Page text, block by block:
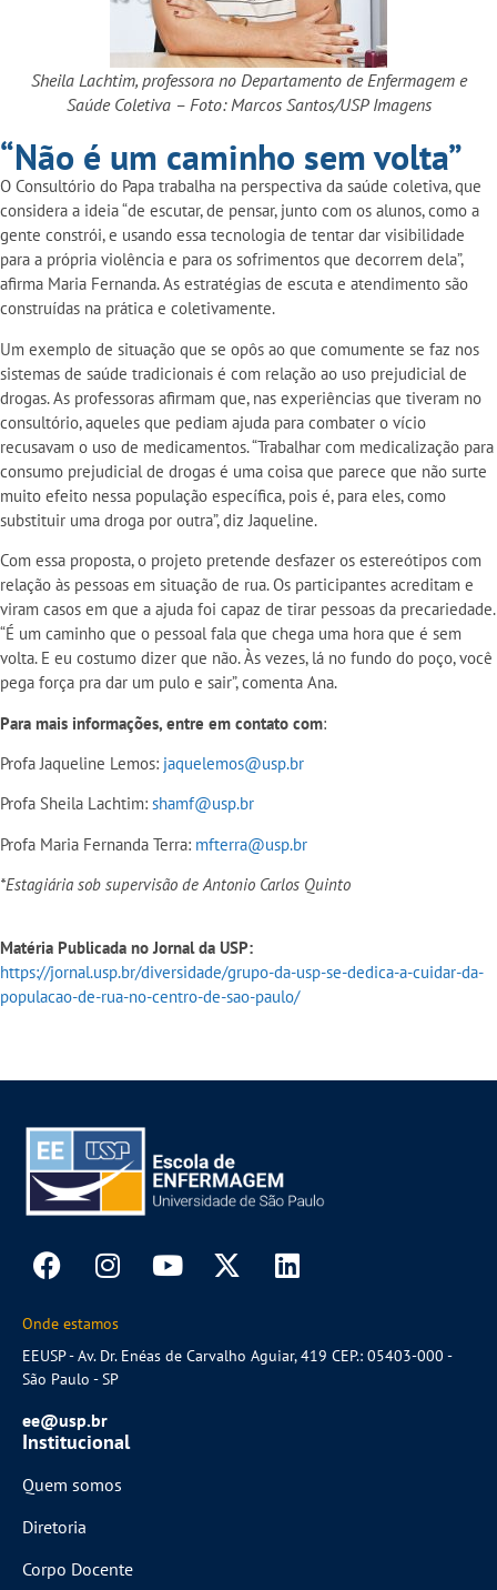
Sheila Lachtim, professora no Departamento de Enfermagem e
Saúde Coletiva – Foto: Marcos Santos/USP Imagens
“Não é um caminho sem volta”
O Consultório do Papa trabalha na perspectiva da saúde coletiva, que
considera a ideia “de escutar, de pensar, junto com os alunos, como a
gente constrói, e usando essa tecnologia de tentar dar visibilidade
para a própria violência e para os sofrimentos que decorrem dela”,
afirma Maria Fernanda. As estratégias de escuta e atendimento são
construídas na prática e coletivamente.
Um exemplo de situação que se opôs ao que comumente se faz nos
sistemas de saúde tradicionais é com relação ao uso prejudicial de
drogas. As professoras afirmam que, nas experiências que tiveram no
consultório, aqueles que pediam ajuda para combater o vício
recusavam o uso de medicamentos. “Trabalhar com medicalização para
consumo prejudicial de drogas é uma coisa que parece que não surte
muito efeito nessa população específica, pois é, para eles, como
substituir uma droga por outra”, diz Jaqueline.
Com essa proposta, o projeto pretende desfazer os estereótipos com
relação às pessoas em situação de rua. Os participantes acreditam e
viram casos em que a ajuda foi capaz de tirar pessoas da precariedade.
“É um caminho que o pessoal fala que chega uma hora que é sem
volta. E eu costumo dizer que não. Às vezes, lá no fundo do poço, você
pega força pra dar um pulo e sair”, comenta Ana.
Para mais informações, entre em contato com:
Profa Jaqueline Lemos: jaquelemos@usp.br
Profa Sheila Lachtim: shamf@usp.br
Profa Maria Fernanda Terra: mfterra@usp.br
*Estagiária sob supervisão de Antonio Carlos Quinto
Matéria Publicada no Jornal da USP:
https://jornal.usp.br/diversidade/grupo-da-usp-se-dedica-a-cuidar-da-
populacao-de-rua-no-centro-de-sao-paulo/
Onde estamos
EEUSP - Av. Dr. Enéas de Carvalho Aguiar, 419 CEP.: 05403-000 -
São Paulo - SP
ee@usp.br
Institucional
Quem somos
Diretoria
Corpo Docente